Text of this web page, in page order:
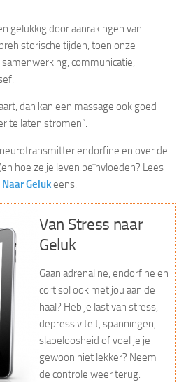
gelukkig door aanrakingen van
tijden, toen onze
communicatie,
dan kan een massage ook goed
te laten stromen”.
endorfine en over de
hoe ze je leven beïnvloeden? Lees
Gelukeens.
Van Stress naar
Geluk
Gaan adrenaline, endorfine en
cortisol ook met jou aan de
haal? Heb je last van stress,
depressiviteit, spanningen,
slapeloosheid of voel je je
gewoon niet lekker? Neem
de controle weer terug.